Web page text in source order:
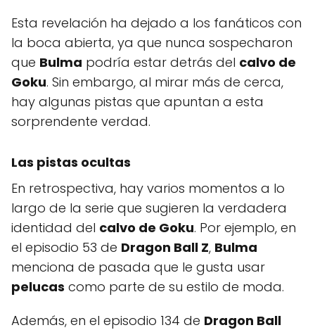
Esta revelación ha dejado a los fanáticos con
la boca abierta, ya que nunca sospecharon
que Bulma podría estar detrás del calvo de
Goku. Sin embargo, al mirar más de cerca,
hay algunas pistas que apuntan a esta
sorprendente verdad.
Las pistas ocultas
En retrospectiva, hay varios momentos a lo
largo de la serie que sugieren la verdadera
identidad del calvo de Goku. Por ejemplo, en
el episodio 53 de Dragon Ball Z, Bulma
menciona de pasada que le gusta usar
pelucas como parte de su estilo de moda.
Además, en el episodio 134 de Dragon Ball